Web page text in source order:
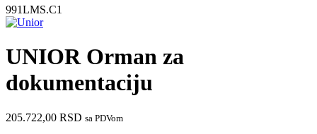
991LMS.C1
UNIOR Orman za
dokumentaciju
205.722,00 RSD sa PDVom